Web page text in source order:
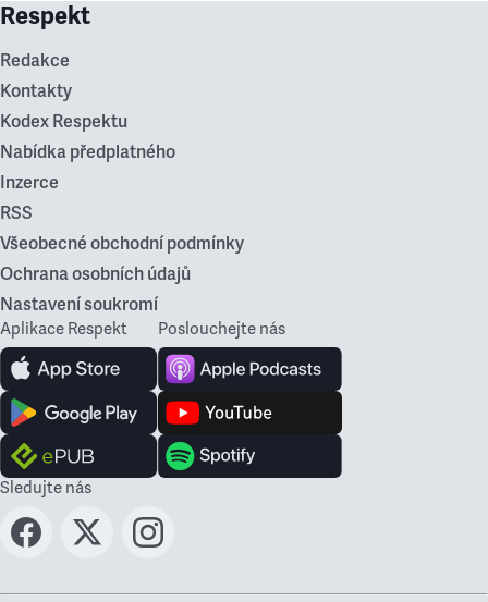
Respekt
Redakce
Kontakty
Kodex Respektu
Nabídka předplatného
Inzerce
RSS
Všeobecné obchodní podmínky
Ochrana osobních údajů
Nastavení soukromí
Aplikace Respekt Poslouchejte nás
Sledujte nás